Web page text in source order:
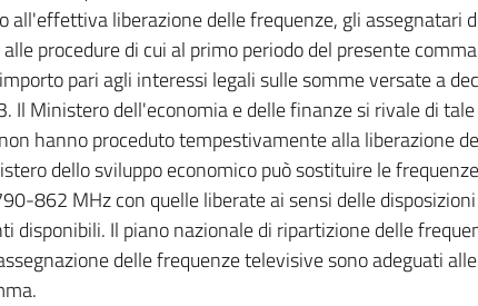
all'effettiva liberazione delle frequenze, gli assegnatari
procedure di cui al primo periodo del presente
pari agli interessi legali sulle somme versate a
Il Ministero dell'economia e delle finanze si rivale di
hanno proceduto tempestivamente alla liberazione
dello sviluppo economico può sostituire le
862 MHz con quelle liberate ai sensi delle
disponibili. Il piano nazionale di ripartizione delle
delle frequenze televisive sono adeguati